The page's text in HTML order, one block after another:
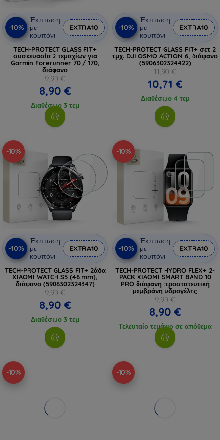
-10%
Έκπτωση
με
κουπόνι
EXTRA10
TECH-PROTECT GLASS FIT+
συσκευασία 2 τεμαχίων για
Garmin Forerunner 70 / 170,
διάφανο
9,90 €
8,90 €
Διαθέσιμο 3 τεμ
-10%
Έκπτωση
με
κουπόνι
EXTRA10
TECH-PROTECT GLASS FIT+ σετ 2
τμχ. DJI OSMO ACTION 6, διάφανο
(5906302324422)
11,90 €
10,71 €
Διαθέσιμο 4 τεμ
-10%
-10%
Έκπτωση
με
κουπόνι
EXTRA10
TECH-PROTECT GLASS FIT+ 2άδα
XIAOMI WATCH S5 (46 mm),
διάφανο (5906302324347)
9,90 €
8,90 €
Διαθέσιμο 3 τεμ
-10%
-10%
Έκπτωση
με
κουπόνι
EXTRA10
TECH-PROTECT HYDRO FLEX+ 2-
PACK XIAOMI SMART BAND 10
PRO διάφανη προστατευτική
μεμβράνη υδρογέλης
9,90 €
8,90 €
Τελευταίο τεμάχιο σε απόθεμα
-10% -10%